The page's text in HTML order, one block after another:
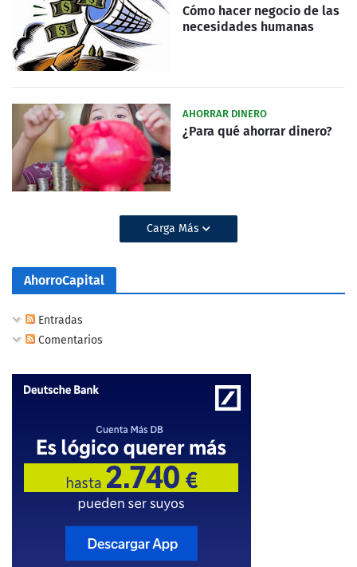
Cómo hacer negocio de las
necesidades humanas
AHORRAR DINERO
¿Para qué ahorrar dinero?
Carga Más
AhorroCapital
Entradas
Comentarios